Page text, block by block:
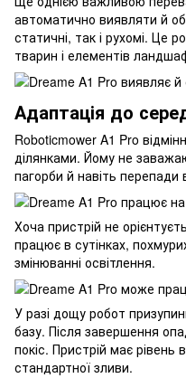
автоматично виявляти й
статичні, так і рухомі. Це
тварин і елементів
Адаптація до
Roboticmower A1 Pro
ділянками. Йому не
пагорби й навіть перепади
Хоча пристрій не
працює в сутінках,
змінюванні освітлення.
У разі дощу робот
базу. Після завершення
покіс. Пристрій має
стандартної зливи.